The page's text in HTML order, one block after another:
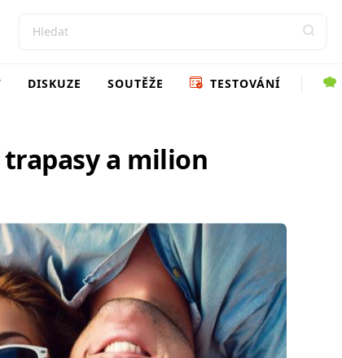
DISKUZE SOUTĚŽE TESTOVÁNÍ
a milion